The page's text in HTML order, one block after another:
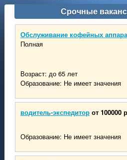
Срочные
Обслуживание кофейных
Полная
Возраст: до 65 лет
Образование: Не имеет значения
водитель-экспедитор от 100000
Образование: Не имеет значения